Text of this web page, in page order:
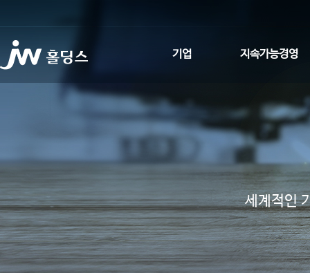
기업
인사말
회사소개
사업회사 소개
JW WAY
연혁
CI소개
지속가능경영
환경적 지속가능성
사회적 지속가능성
ESG News
세계적인